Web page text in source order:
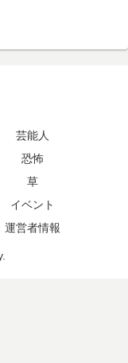
芸能人
恐怖
草
イベント
運営者情報